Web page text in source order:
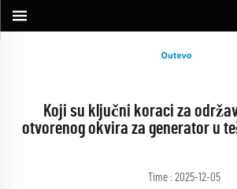
Koji su ključni koraci za
otvorenog okvira za generator u
Time : 2025-12-05